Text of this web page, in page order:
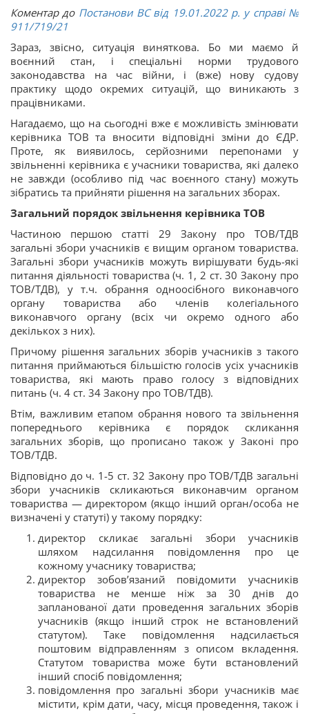
Коментар до Постанови ВС від 19.01.2022 р. у cправі №
911/719/21
Зараз, звісно, ситуація виняткова. Бо ми маємо й
воєнний стан, і спеціальні норми трудового
законодавства на час війни, і (вже) нову судову
практику щодо окремих ситуацій, що виникають з
працівниками.
Нагадаємо, що на сьогодні вже є можливість змінювати
керівника ТОВ та вносити відповідні зміни до ЄДР.
Проте, як виявилось, серйозними перепонами у
звільненні керівника є учасники товариства, які далеко
не завжди (особливо під час воєнного стану) можуть
зібратись та прийняти рішення на загальних зборах.
Загальний порядок звільнення керівника ТОВ
Частиною першою статті 29 Закону про ТОВ/ТДВ
загальні збори учасників є вищим органом товариства.
Загальні збори учасників можуть вирішувати будь-які
питання діяльності товариства (ч. 1, 2 ст. 30 Закону про
ТОВ/ТДВ), у т.ч. обрання одноосібного виконавчого
органу товариства або членів колегіального
виконавчого органу (всіх чи окремо одного або
декількох з них).
Причому рішення загальних зборів учасників з такого
питання приймаються більшістю голосів усіх учасників
товариства, які мають право голосу з відповідних
питань (ч. 4 ст. 34 Закону про ТОВ/ТДВ).
Втім, важливим етапом обрання нового та звільнення
попереднього керівника є порядок скликання
загальних зборів, що прописано також у Законі про
ТОВ/ТДВ.
Відповідно до ч. 1-5 ст. 32 Закону про ТОВ/ТДВ загальні
збори учасників скликаються виконавчим органом
товариства — директором (якщо інший орган/особа не
визначені у статуті) у такому порядку:
директор скликає загальні збори учасників
шляхом надсилання повідомлення про це
кожному учаснику товариства;
директор зобов’язаний повідомити учасників
товариства не менше ніж за 30 днів до
запланованої дати проведення загальних зборів
учасників (якщо інший строк не встановлений
статутом). Таке повідомлення надсилається
поштовим відправленням з описом вкладення.
Статутом товариства може бути встановлений
інший спосіб повідомлення;
повідомлення про загальні збори учасників має
містити, крім дати, часу, місця проведення, також і